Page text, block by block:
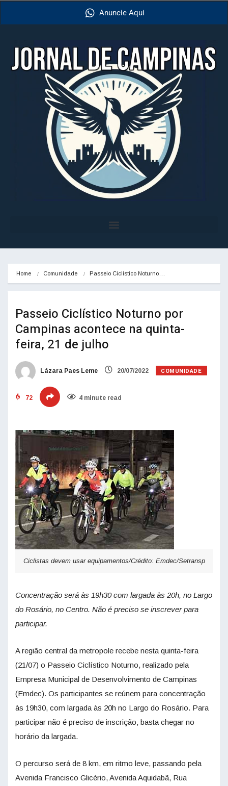
Anuncie Aqui
Home Comunidade Passeio Ciclístico Noturno…
Passeio Ciclístico Noturno por
Campinas acontece na quinta-
feira, 21 de julho
Lázara Paes Leme 20/07/2022 COMUNIDADE
72 4 minute read
Ciclistas devem usar equipamentos/Crédito: Emdec/Setransp
Concentração será às 19h30 com largada às 20h, no Largo
do Rosário, no Centro. Não é preciso se inscrever para
participar.
A região central da metropole recebe nesta quinta-feira
(21/07) o Passeio Ciclístico Noturno, realizado pela
Empresa Municipal de Desenvolvimento de Campinas
(Emdec). Os participantes se reúnem para concentração
às 19h30, com largada às 20h no Largo do Rosário. Para
participar não é preciso de inscrição, basta chegar no
horário da largada.
O percurso será de 8 km, em ritmo leve, passando pela
Avenida Francisco Glicério, Avenida Aquidabã, Rua